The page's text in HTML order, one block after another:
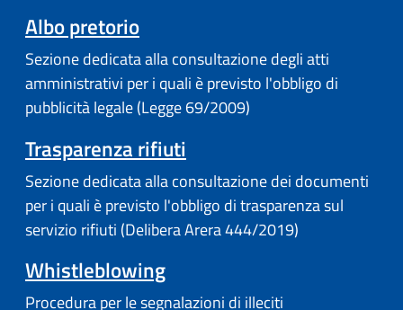
Albo pretorio
Sezione dedicata alla consultazione degli atti
amministrativi per i quali è previsto l'obbligo di
pubblicità legale (Legge 69/2009)
Trasparenza rifiuti
Sezione dedicata alla consultazione dei documenti
per i quali è previsto l'obbligo di trasparenza sul
servizio rifiuti (Delibera Arera 444/2019)
Whistleblowing
Procedura per le segnalazioni di illeciti